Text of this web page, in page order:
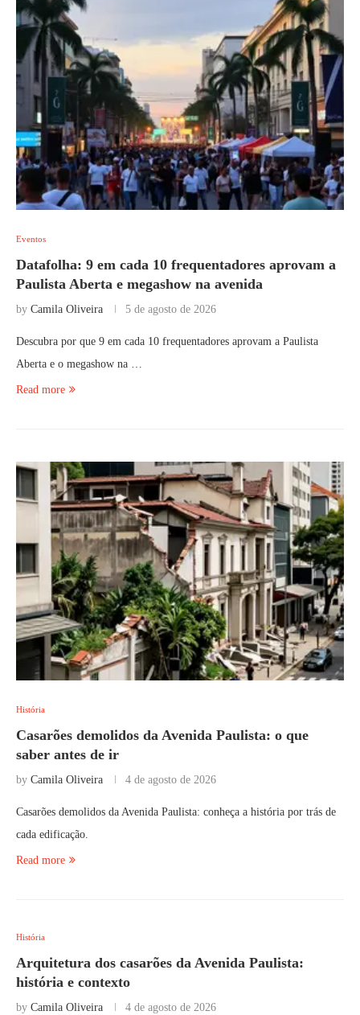
Eventos
Datafolha: 9 em cada 10 frequentadores aprovam a
Paulista Aberta e megashow na avenida
by Camila Oliveira 5 de agosto de 2026
Descubra por que 9 em cada 10 frequentadores aprovam a Paulista
Aberta e o megashow na …
Read more
História
Casarões demolidos da Avenida Paulista: o que
saber antes de ir
by Camila Oliveira 4 de agosto de 2026
Casarões demolidos da Avenida Paulista: conheça a história por trás de
cada edificação.
Read more
História
Arquitetura dos casarões da Avenida Paulista:
história e contexto
by Camila Oliveira 4 de agosto de 2026